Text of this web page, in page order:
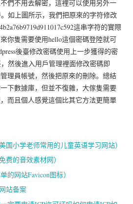
們不用去解密，這裡可以使用另外一
如上圖所示，我們把原來的字符修改
這串字符的實際
你隻需要使用hello這個密碼登陸就可
後臺修改密碼使用上一步獲得的密
然後進入用戶管理裡面修改密碼即
理員帳號，然後把原來的刪除。總結
下數據庫，但並不復雜，大傢隻需要
而且個人感覺這個比其它方法更簡單
国小学老师常用的儿童英语学习网站）
费的音效素材网）
的网站Favicon图标）
站备案